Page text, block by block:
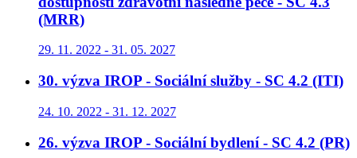
(MRR)
29. 11. 2022 - 31. 05. 2027
30. výzva IROP - Sociální služby - SC 4.2 (ITI)
24. 10. 2022 - 31. 12. 2027
26. výzva IROP - Sociální bydlení - SC 4.2 (PR)